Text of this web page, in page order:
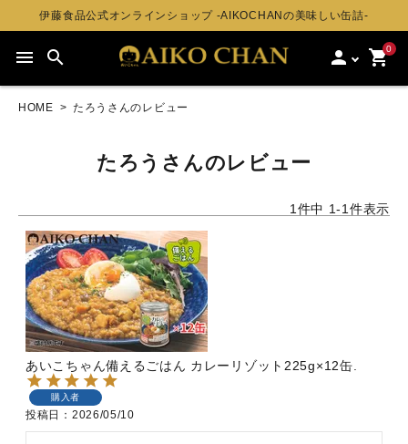
伊藤食品公式オンラインショップ -AIKOCHANの美味しい缶詰-
menu search person 0
shopping_cart
HOME たろうさんのレビュー
たろうさんのレビュー
1 件中 1-1 件表示
あいこちゃん備えるごはん カレーリゾット225g×12缶.
購入者
投稿日 2026/05/10